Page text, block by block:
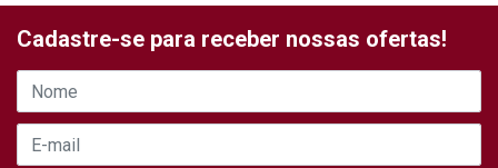
Cadastre-se para receber nossas ofertas!